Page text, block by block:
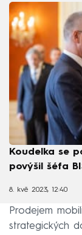
Koudelka se
povýšil šéfa
8. kvě 2023, 12:40
Prodejem
strategických